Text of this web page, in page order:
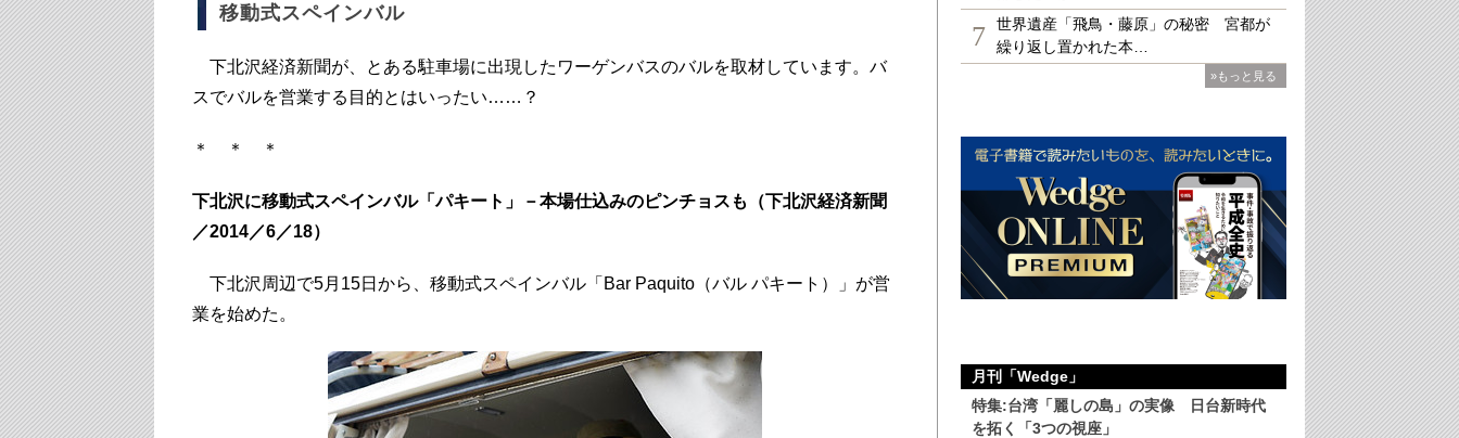
移動式スペインバル
下北沢経済新聞が、とある駐車場に出現したワーゲンバスのバルを取材しています。バ
スでバルを営業する目的とはいったい……？
＊ ＊ ＊
下北沢に移動式スペインバル「パキート」－本場仕込みのピンチョスも（下北沢経済新聞
／2014／6／18）
下北沢周辺で5月15日から、移動式スペインバル「Bar Paquito（バル パキート）」が営
業を始めた。
7
世界遺産「飛鳥・藤原」の秘密 宮都が
繰り返し置かれた本…
»もっと見る
月刊「Wedge」
特集:台湾「麗しの島」の実像 日台新時代
を拓く「3つの視座」